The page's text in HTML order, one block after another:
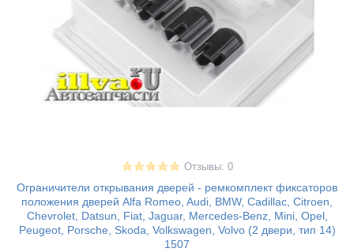
Отзывы: 0
Ограничители открывания дверей - ремкомплект фиксаторов
положения дверей Alfa Romeo, Audi, BMW, Cadillac, Citroen,
Chevrolet, Datsun, Fiat, Jaguar, Mercedes-Benz, Mini, Opel,
Peugeot, Porsche, Skoda, Volkswagen, Volvo (2 двери, тип 14)
1507